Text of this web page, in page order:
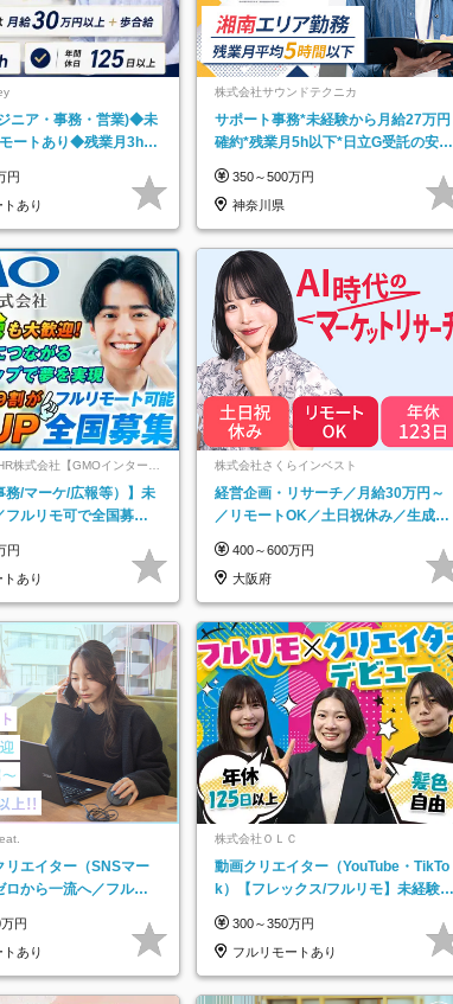
ニア・事務・営業)◆未
ートあり◆残業月3h◆
円
あり
株式会社サウンドテクニカ
サポート事務*未経験から月給27万円
確約*残業月5h以下*日立G受託の安定
350～500万円
神奈川県
株式会社【GMOインターネ
務/マーケ/広報等）】未
フルリモ可で全国募
円
あり
株式会社さくらインベスト
経営企画・リサーチ／月給30万円～
／リモートOK／土日祝休み／生成AI
400～600万円
大阪府
リエイター（SNSマー
ロから一流へ／フルリ
円
あり
株式会社ＯＬＣ
動画クリエイター（YouTube・TikTo
k）【フレックス/フルリモ】未経験O
300～350万円
フルリモートあり